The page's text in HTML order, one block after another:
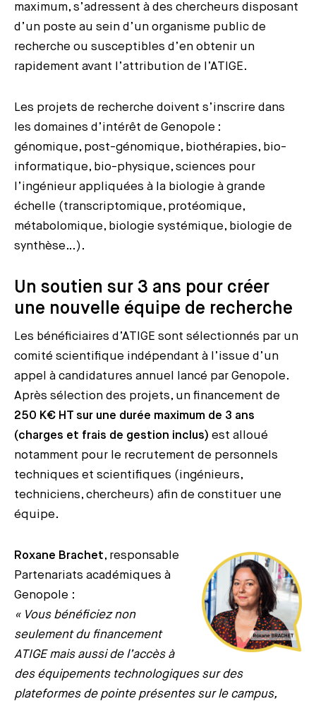
maximum, s’adressent à des chercheurs disposant
d’un poste au sein d’un organisme public de
recherche ou susceptibles d’en obtenir un
rapidement avant l’attribution de l’ATIGE.
Les projets de recherche doivent s’inscrire dans
les domaines d’intérêt de Genopole :
génomique, post-génomique, biothérapies, bio-
informatique, bio-physique, sciences pour
l’ingénieur appliquées à la biologie à grande
échelle (transcriptomique, protéomique,
métabolomique, biologie systémique, biologie de
synthèse…).
Un soutien sur 3 ans pour créer
une nouvelle équipe de recherche
Les bénéficiaires d’ATIGE sont sélectionnés par un
comité scientifique indépendant à l’issue d’un
appel à candidatures annuel lancé par Genopole.
Après sélection des projets, un financement de
250 K€ HT sur une durée maximum de 3 ans
(charges et frais de gestion inclus) est alloué
notamment pour le recrutement de personnels
techniques et scientifiques (ingénieurs,
techniciens, chercheurs) afin de constituer une
équipe.
Roxane Brachet, responsable
Partenariats académiques à
Genopole :
« Vous bénéficiez non
seulement du financement
ATIGE mais aussi de l’accès à
des équipements technologiques sur des
plateformes de pointe présentes sur le campus,